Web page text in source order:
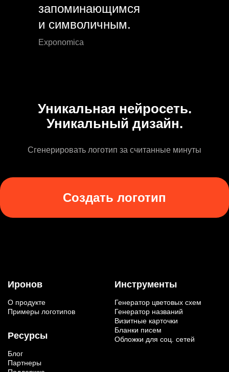
запоминающимся
и символичным.
Exponomica
Уникальная нейросеть.
Уникальный дизайн.
Сгенерировать логотип за считанные минуты
Создать логотип
Иронов
О продукте
Примеры логотипов
Ресурсы
Блог
Партнеры
Инструменты
Генератор цветовых схем
Генератор названий
Визитные карточки
Бланки писем
Обложки для соц. сетей